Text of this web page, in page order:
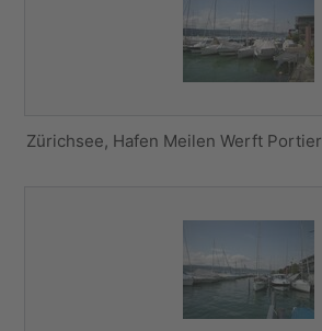
Zürichsee, Hafen Meilen Werft Portier